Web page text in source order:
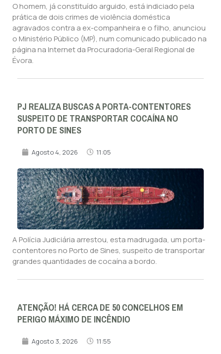
O homem, já constituído arguido, está indiciado pela
prática de dois crimes de violência doméstica
agravados contra a ex-companheira e o filho, anunciou
o Ministério Público (MP), num comunicado publicado na
página na Internet da Procuradoria-Geral Regional de
Évora.
PJ REALIZA BUSCAS A PORTA-CONTENTORES
SUSPEITO DE TRANSPORTAR COCAÍNA NO
PORTO DE SINES
Agosto 4, 2026 11:05
A Polícia Judiciária arrestou, esta madrugada, um porta-
contentores no Porto de Sines, suspeito de transportar
grandes quantidades de cocaína a bordo.
ATENÇÃO! HÁ CERCA DE 50 CONCELHOS EM
PERIGO MÁXIMO DE INCÊNDIO
Agosto 3, 2026 11:55